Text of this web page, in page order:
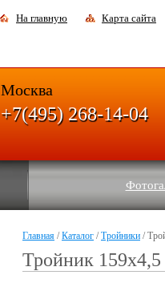
На главную Карта сайта
Москва
+7(495) 268-14-04
Главная /Каталог /Тройники /
Тройник